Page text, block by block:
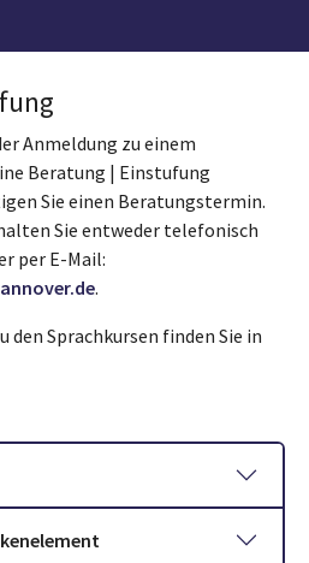
Anmeldung zu einem
Beratung | Einstufung
Sie einen Beratungstermin.
Sie entweder telefonisch
per E-Mail:
.
Sprachkursen finden Sie in